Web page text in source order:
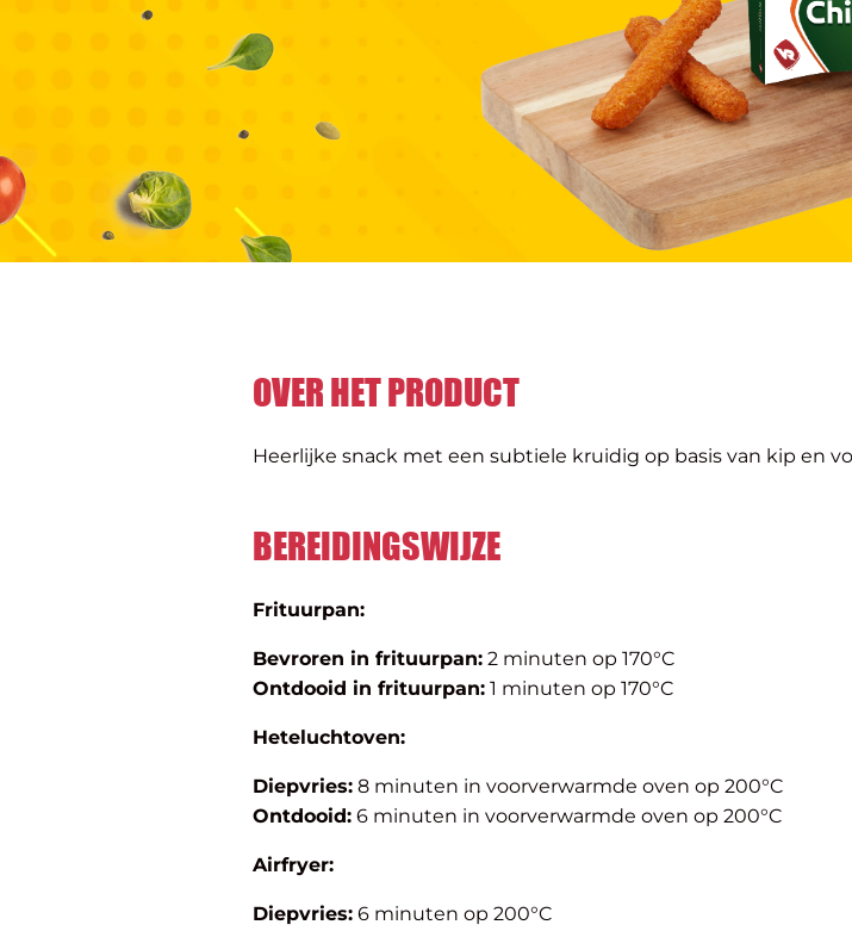
OVER HET PRODUCT
Heerlijke snack met een subtiele kruidig op basis van kip en
BEREIDINGSWIJZE
Frituurpan:
Bevroren in frituurpan: 2 minuten op 170°C
Ontdooid in frituurpan: 1 minuten op 170°C
Heteluchtoven:
Diepvries: 8 minuten in voorverwarmde oven op 200°C
Ontdooid: 6 minuten in voorverwarmde oven op 200°C
Airfryer:
Diepvries: 6 minuten op 200°C